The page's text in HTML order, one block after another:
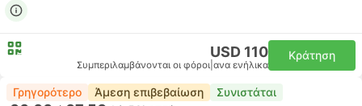
USD 110
Συμπεριλαμβάνονται οι φόροι ανα ενήλικα
Κράτηση
Γρηγορότερο Άμεση επιβεβαίωση Συνιστάται